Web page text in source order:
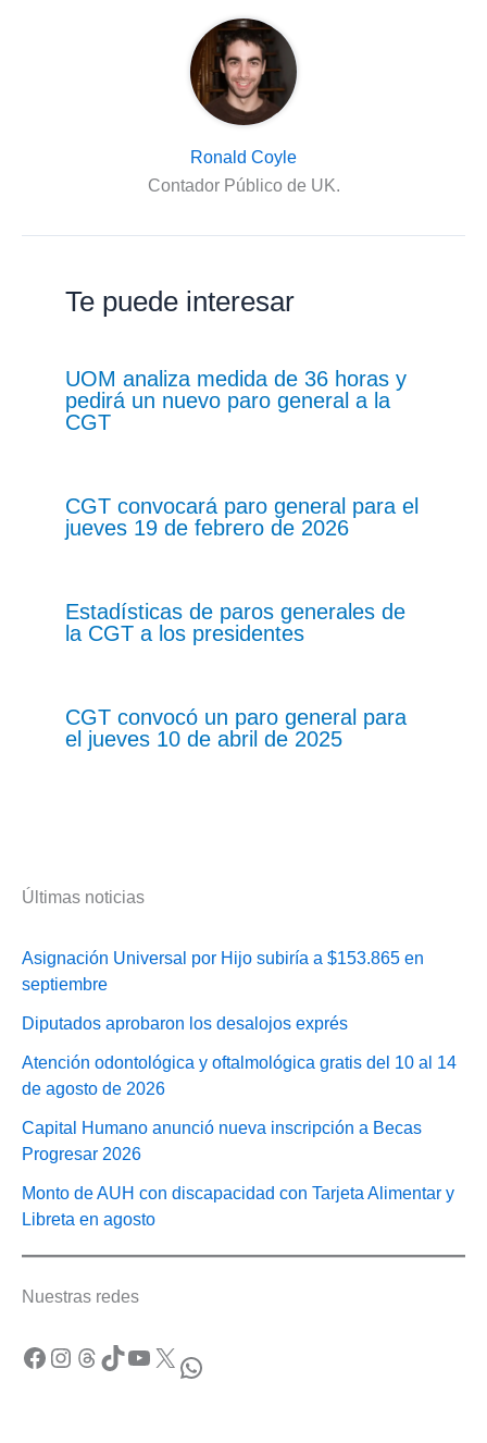
Ronald Coyle
Contador Público de UK.
Te puede interesar
UOM analiza medida de 36 horas y
pedirá un nuevo paro general a la
CGT
CGT convocará paro general para el
jueves 19 de febrero de 2026
Estadísticas de paros generales de
la CGT a los presidentes
CGT convocó un paro general para
el jueves 10 de abril de 2025
Últimas noticias
Asignación Universal por Hijo subiría a $153.865 en
septiembre
Diputados aprobaron los desalojos exprés
Atención odontológica y oftalmológica gratis del 10 al 14
de agosto de 2026
Capital Humano anunció nueva inscripción a Becas
Progresar 2026
Monto de AUH con discapacidad con Tarjeta Alimentar y
Libreta en agosto
Nuestras redes
Facebook Instagram Threads TikTok YouTube X WhatsApp